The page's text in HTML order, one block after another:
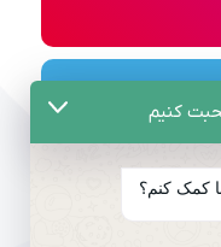
کنیم
کمک کنم؟